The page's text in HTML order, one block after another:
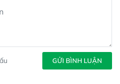
GỬI BÌNH LUẬN